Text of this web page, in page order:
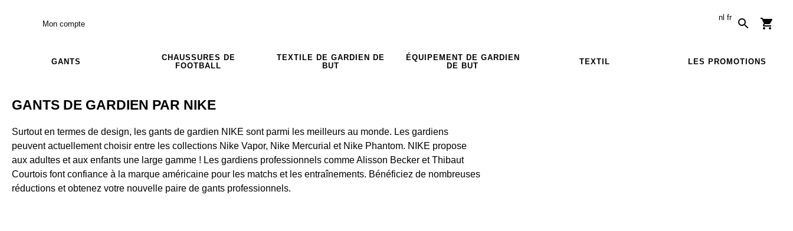
Mon compte
nl fr
GANTS
CHAUSSURES DE
FOOTBALL
TEXTILE DE GARDIEN DE
BUT
ÉQUIPEMENT DE GARDIEN
DE BUT
TEXTIL LES PROMOTIONS
GANTS DE GARDIEN PAR NIKE
Surtout en termes de design, les gants de gardien NIKE sont parmi les meilleurs au monde. Les gardiens
peuvent actuellement choisir entre les collections Nike Vapor, Nike Mercurial et Nike Phantom. NIKE propose
aux adultes et aux enfants une large gamme ! Les gardiens professionnels comme Alisson Becker et Thibaut
Courtois font confiance à la marque américaine pour les matchs et les entraînements. Bénéficiez de nombreuses
réductions et obtenez votre nouvelle paire de gants professionnels.